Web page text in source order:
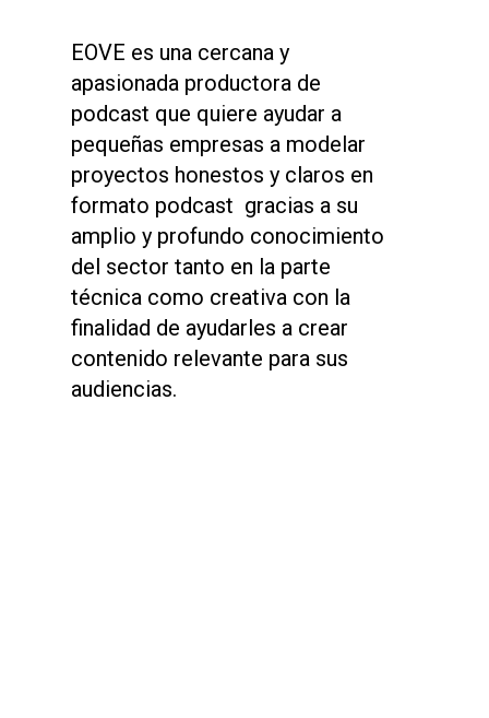
EOVE es una cercana y
apasionada productora de
podcast que quiere ayudar a
pequeñas empresas a modelar
proyectos honestos y claros en
formato podcast gracias a su
amplio y profundo conocimiento
del sector tanto en la parte
técnica como creativa con la
finalidad de ayudarles a crear
contenido relevante para sus
audiencias.